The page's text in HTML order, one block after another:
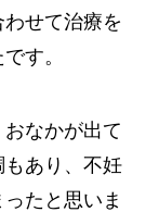
せて治療を
す。
なかが出て
あり、不妊
たと思いま